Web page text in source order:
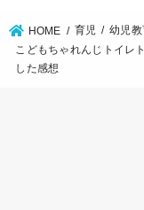
HOME 育児
幼児
こどもちゃれんじトイレ
した感想